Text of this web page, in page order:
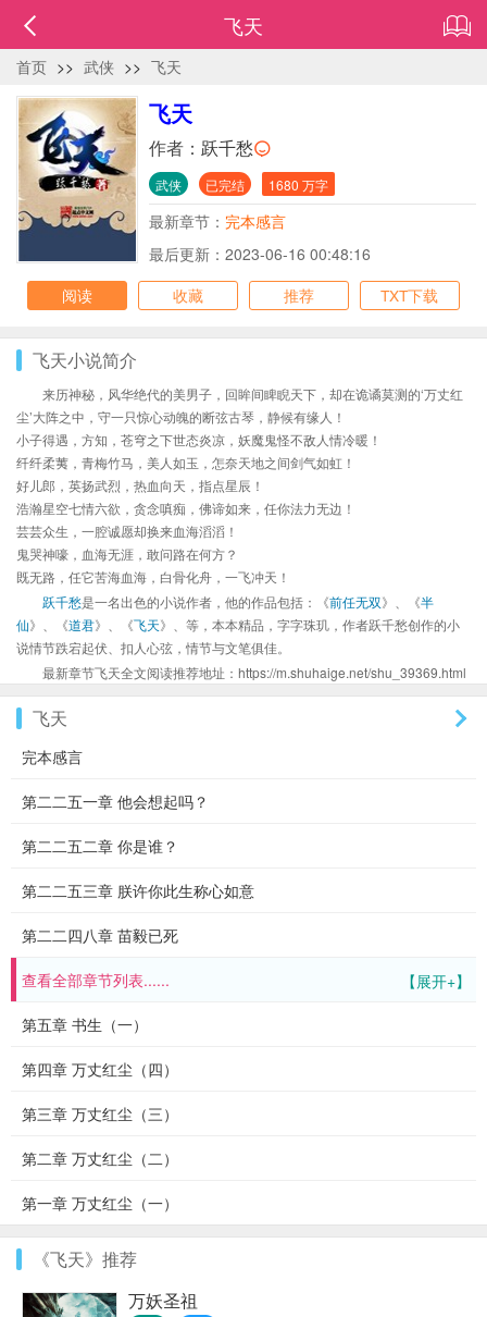
飞天
首页 >> 武侠 >> 飞天
飞天
作者： 跃千愁
武侠 已完结 1680 万字
最新章节： 完本感言
最后更新：2023-06-16 00:48:16
阅读
收藏 推荐 TXT下载
飞天小说简介
来历神秘，风华绝代的美男子，回眸间睥睨天下，却在诡谲莫测的‘万丈红
尘’大阵之中，守一只惊心动魄的断弦古琴，静候有缘人！
小子得遇，方知，苍穹之下世态炎凉，妖魔鬼怪不敌人情冷暖！
纤纤柔荑，青梅竹马，美人如玉，怎奈天地之间剑气如虹！
好儿郎，英扬武烈，热血向天，指点星辰！
浩瀚星空七情六欲，贪念嗔痴，佛谛如来，任你法力无边！
芸芸众生，一腔诚愿却换来血海滔滔！
鬼哭神嚎，血海无涯，敢问路在何方？
既无路，任它苦海血海，白骨化舟，一飞冲天！
跃千愁是一名出色的小说作者，他的作品包括：《前任无双》、《半
仙》、《道君》、《飞天》、等，本本精品，字字珠玑，作者跃千愁创作的小
说情节跌宕起伏、扣人心弦，情节与文笔俱佳。
最新章节飞天全文阅读推荐地址：https://m.shuhaige.net/shu_39369.html
飞天
完本感言
第二二五一章 他会想起吗？
第二二五二章 你是谁？
第二二五三章 朕许你此生称心如意
第二二四八章 苗毅已死
【展开+】
查看全部章节列表......
第五章 书生（一）
第四章 万丈红尘（四）
第三章 万丈红尘（三）
第二章 万丈红尘（二）
第一章 万丈红尘（一）
《飞天》推荐
万妖圣祖